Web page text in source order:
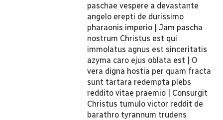
paschae vespere a devastante
angelo erepti de durissimo
pharaonis imperio | Jam pascha
nostrum Christus est qui
immolatus agnus est sinceritatis
azyma caro ejus oblata est | O
vera digna hostia per quam fracta
sunt tartara redempta plebs
reddito vitae praemio | Consurgit
Christus tumulo victor reddit de
barathro tyrannum trudens